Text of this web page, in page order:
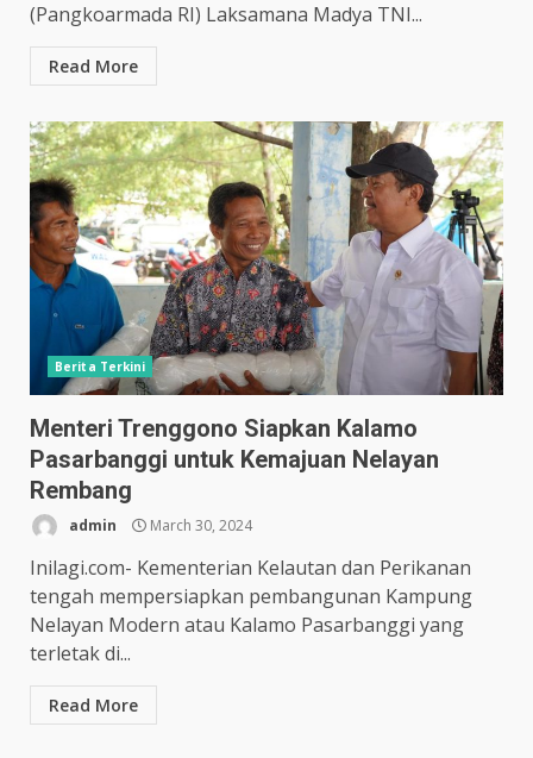
(Pangkoarmada RI) Laksamana Madya TNI...
Read More
Berita Terkini
Menteri Trenggono Siapkan Kalamo
Pasarbanggi untuk Kemajuan Nelayan
Rembang
admin March 30, 2024
Inilagi.com- Kementerian Kelautan dan Perikanan
tengah mempersiapkan pembangunan Kampung
Nelayan Modern atau Kalamo Pasarbanggi yang
terletak di...
Read More